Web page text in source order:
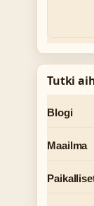
Tutki
Blogi
Maailma